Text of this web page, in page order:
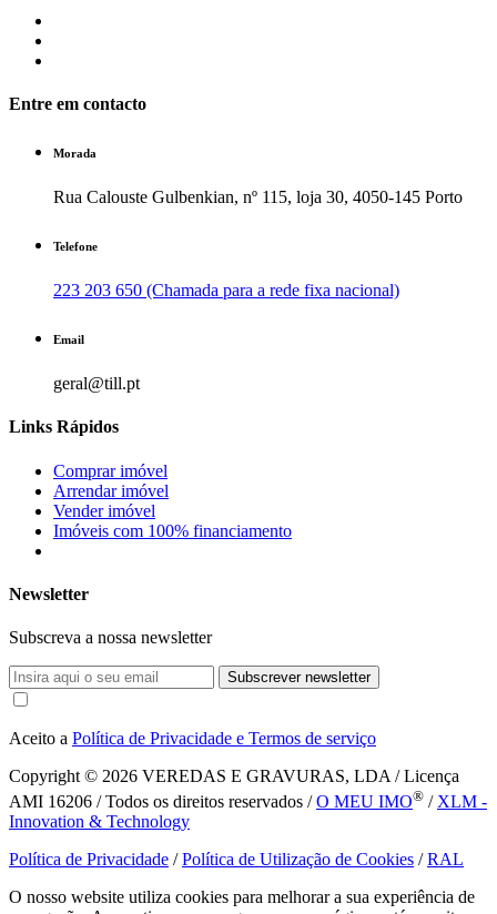
Entre em contacto
Morada
Rua Calouste Gulbenkian, nº 115, loja 30, 4050-145 Porto
Telefone
223 203 650 (Chamada para a rede fixa nacional)
Email
geral@till.pt
Links Rápidos
Comprar imóvel
Arrendar imóvel
Vender imóvel
Imóveis com 100% financiamento
Newsletter
Subscreva a nossa newsletter
Subscrever newsletter
Aceito a Política de Privacidade e Termos de serviço
Copyright © 2026 VEREDAS E GRAVURAS, LDA / Licença
AMI 16206 / Todos os direitos reservados /O MEU IMO® / XLM -
Innovation & Technology
Política de Privacidade /Política de Utilização de Cookies /RAL
O nosso website utiliza cookies para melhorar a sua experiência de